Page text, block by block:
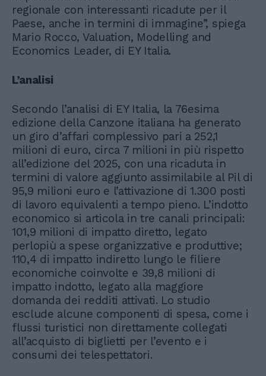
regionale con interessanti ricadute per il
Paese, anche in termini di immagine”, spiega
Mario Rocco, Valuation, Modelling and
Economics Leader, di EY Italia.
L’analisi
Secondo l’analisi di EY Italia, la 76esima
edizione della Canzone italiana ha generato
un giro d’affari complessivo pari a 252,1
milioni di euro, circa 7 milioni in più rispetto
all’edizione del 2025, con una ricaduta in
termini di valore aggiunto assimilabile al Pil di
95,9 milioni euro e l’attivazione di 1.300 posti
di lavoro equivalenti a tempo pieno. L’indotto
economico si articola in tre canali principali:
101,9 milioni di impatto diretto, legato
perlopiù a spese organizzative e produttive;
110,4 di impatto indiretto lungo le filiere
economiche coinvolte e 39,8 milioni di
impatto indotto, legato alla maggiore
domanda dei redditi attivati. Lo studio
esclude alcune componenti di spesa, come i
flussi turistici non direttamente collegati
all’acquisto di biglietti per l’evento e i
consumi dei telespettatori.